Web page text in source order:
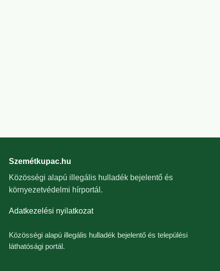
Szemétkupac.hu
Közösségi alapú illegális hulladék bejelentő és
környezetvédelmi hírportál.
Adatkezelési nyilatkozat
Közösségi alapú illegális hulladék bejelentő és települési
láthatósági portál.